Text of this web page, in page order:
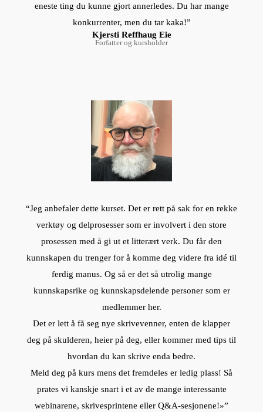
eneste ting du kunne gjort annerledes. Du har mange
konkurrenter, men du tar kaka!”
Kjersti Reffhaug Eie
Forfatter og kursholder
“Jeg anbefaler dette kurset. Det er rett på sak for en rekke
verktøy og delprosesser som er involvert i den store
prosessen med å gi ut et litterært verk. Du får den
kunnskapen du trenger for å komme deg videre fra idé til
ferdig manus. Og så er det så utrolig mange
kunnskapsrike og kunnskapsdelende personer som er
medlemmer her.
Det er lett å få seg nye skrivevenner, enten de klapper
deg på skulderen, heier på deg, eller kommer med tips til
hvordan du kan skrive enda bedre.
Meld deg på kurs mens det fremdeles er ledig plass! Så
prates vi kanskje snart i et av de mange interessante
webinarene, skrivesprintene eller Q&A-sesjonene!»”